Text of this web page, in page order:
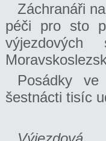
Záchranáři
péči pro sto
Posádky
šestnácti tisíc